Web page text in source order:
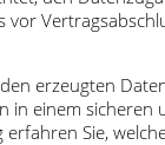
vor
erzeugten
in einem
Sie,